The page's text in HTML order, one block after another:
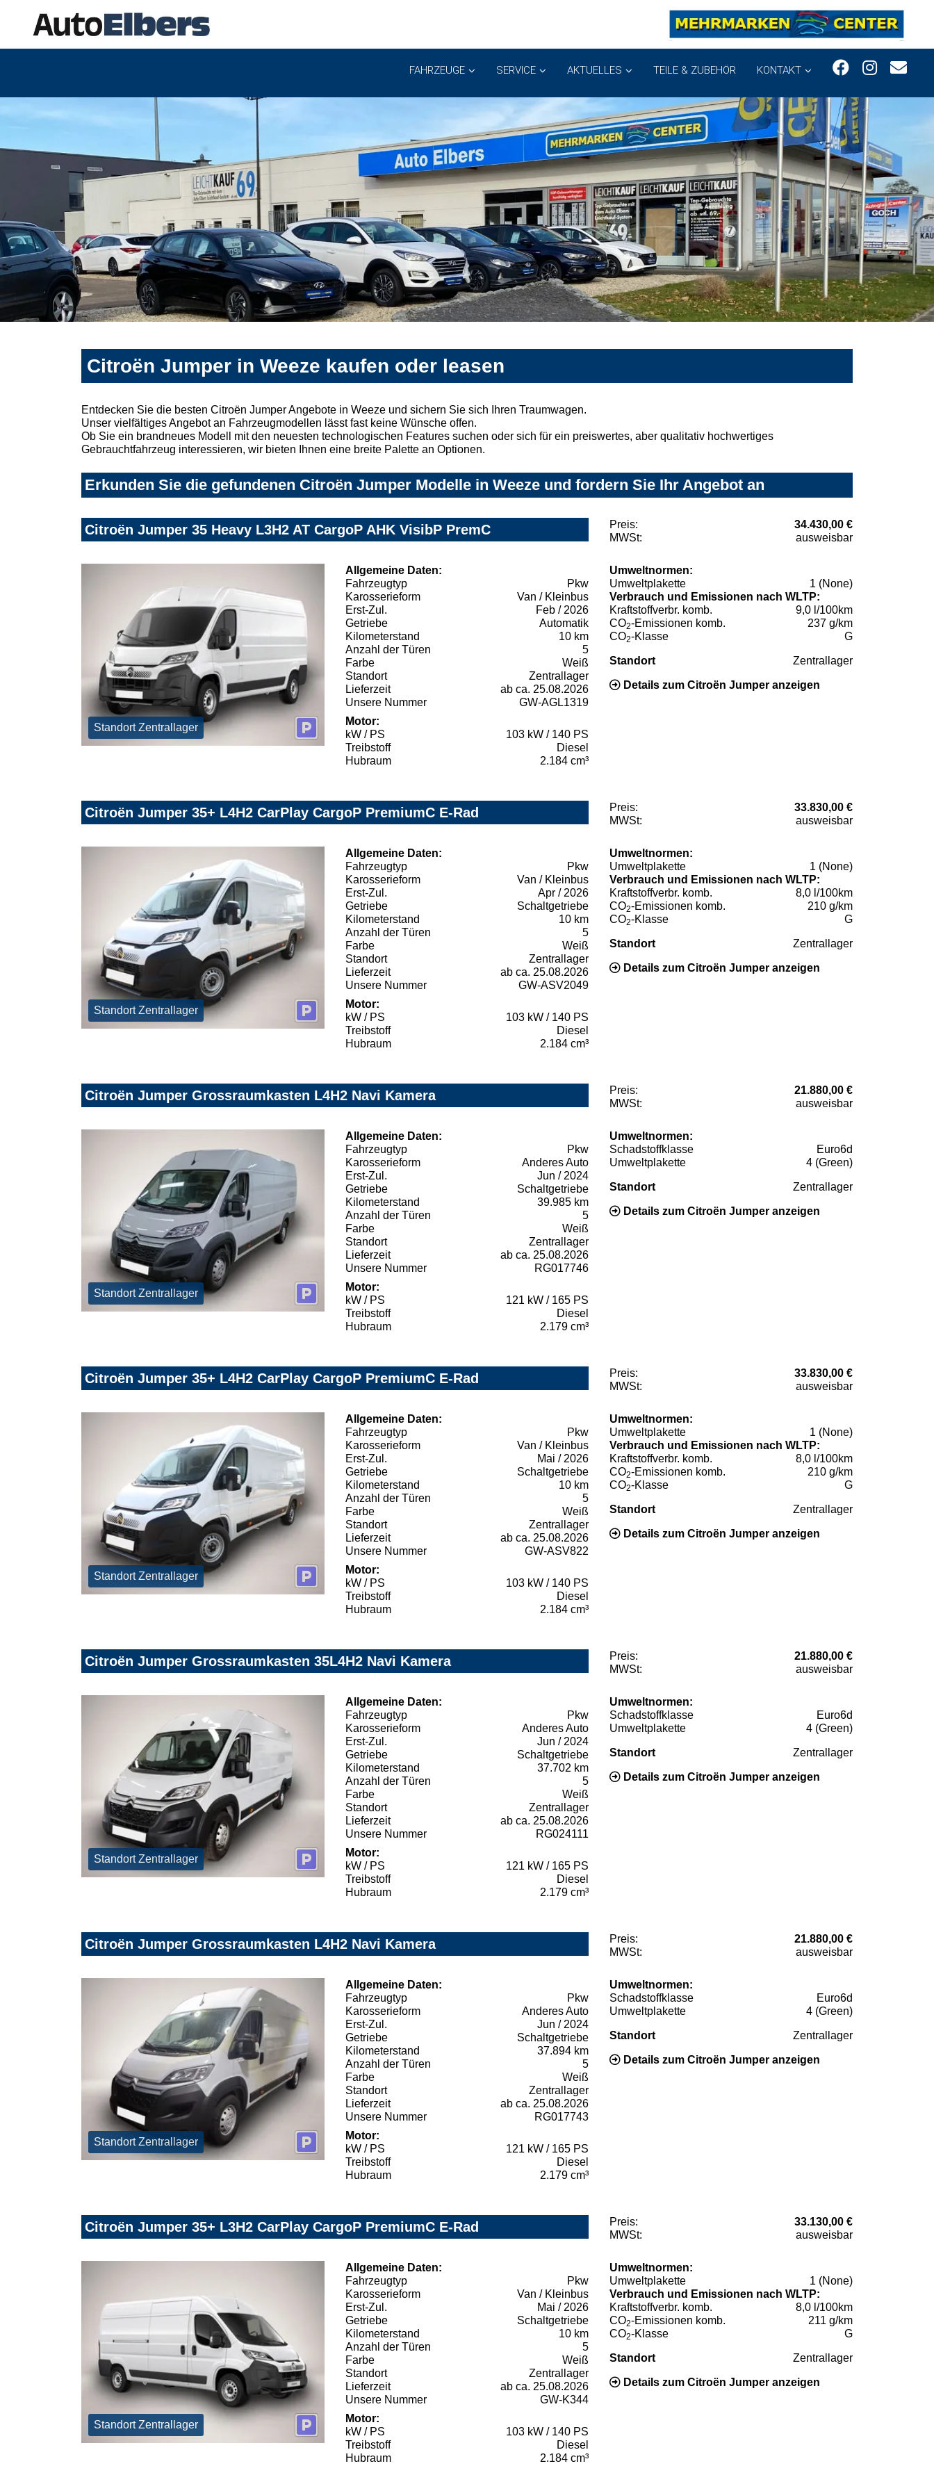
FAHRZEUGE SERVICE AKTUELLES TEILE & ZUBEHÖR KONTAKT
Citroën Jumper in Weeze kaufen oder leasen
Entdecken Sie die besten Citroën Jumper Angebote in Weeze und sichern Sie sich Ihren Traumwagen.
Unser vielfältiges Angebot an Fahrzeugmodellen lässt fast keine Wünsche offen.
Ob Sie ein brandneues Modell mit den neuesten technologischen Features suchen oder sich für ein preiswertes, aber qualitativ hochwertiges
Gebrauchtfahrzeug interessieren, wir bieten Ihnen eine breite Palette an Optionen.
Erkunden Sie die gefundenen Citroën Jumper Modelle in Weeze und fordern Sie Ihr Angebot an
Citroën Jumper 35 Heavy L3H2 AT CargoP AHK VisibP PremC Preis:
34.430,00 €
MWSt:
ausweisbar
Standort Zentrallager
Allgemeine Daten:
Fahrzeugtyp
Pkw
Karosserieform
Van / Kleinbus
Erst-Zul.
Feb / 2026
Getriebe
Automatik
Kilometerstand
10 km
Anzahl der Türen
5
Farbe
Weiß
Standort
Zentrallager
Lieferzeit
ab ca. 25.08.2026
Unsere Nummer
GW-AGL1319
Motor:
kW / PS
103 kW / 140 PS
Treibstoff
Diesel
Hubraum
2.184 cm³
Umweltnormen:
Umweltplakette
1 (None)
Verbrauch und Emissionen nach WLTP:
Kraftstoffverbr. komb.
9,0 l/100km
CO2-Emissionen komb.
237 g/km
CO2-Klasse G
Standort Zentrallager
Details zum Citroën Jumper anzeigen
Citroën Jumper 35+ L4H2 CarPlay CargoP PremiumC E-Rad Preis:
33.830,00 €
MWSt:
ausweisbar
Standort Zentrallager
Allgemeine Daten:
Fahrzeugtyp
Pkw
Karosserieform
Van / Kleinbus
Erst-Zul.
Apr / 2026
Getriebe
Schaltgetriebe
Kilometerstand
10 km
Anzahl der Türen
5
Farbe
Weiß
Standort
Zentrallager
Lieferzeit
ab ca. 25.08.2026
Unsere Nummer
GW-ASV2049
Motor:
kW / PS
103 kW / 140 PS
Treibstoff
Diesel
Hubraum
2.184 cm³
Umweltnormen:
Umweltplakette
1 (None)
Verbrauch und Emissionen nach WLTP:
Kraftstoffverbr. komb.
8,0 l/100km
CO2-Emissionen komb.
210 g/km
CO2-Klasse G
Standort Zentrallager
Details zum Citroën Jumper anzeigen
Citroën Jumper Grossraumkasten L4H2 Navi Kamera Preis:
21.880,00 €
MWSt:
ausweisbar
Standort Zentrallager
Allgemeine Daten:
Fahrzeugtyp
Pkw
Karosserieform
Anderes Auto
Erst-Zul.
Jun / 2024
Getriebe
Schaltgetriebe
Kilometerstand
39.985 km
Anzahl der Türen
5
Farbe
Weiß
Standort
Zentrallager
Lieferzeit
ab ca. 25.08.2026
Unsere Nummer
RG017746
Motor:
kW / PS
121 kW / 165 PS
Treibstoff
Diesel
Hubraum
2.179 cm³
Umweltnormen:
Schadstoffklasse
Euro6d
Umweltplakette
4 (Green)
Standort Zentrallager
Details zum Citroën Jumper anzeigen
Citroën Jumper 35+ L4H2 CarPlay CargoP PremiumC E-Rad Preis:
33.830,00 €
MWSt:
ausweisbar
Standort Zentrallager
Allgemeine Daten:
Fahrzeugtyp
Pkw
Karosserieform
Van / Kleinbus
Erst-Zul.
Mai / 2026
Getriebe
Schaltgetriebe
Kilometerstand
10 km
Anzahl der Türen
5
Farbe
Weiß
Standort
Zentrallager
Lieferzeit
ab ca. 25.08.2026
Unsere Nummer
GW-ASV822
Motor:
kW / PS
103 kW / 140 PS
Treibstoff
Diesel
Hubraum
2.184 cm³
Umweltnormen:
Umweltplakette
1 (None)
Verbrauch und Emissionen nach WLTP:
Kraftstoffverbr. komb.
8,0 l/100km
CO2-Emissionen komb.
210 g/km
CO2-Klasse G
Standort Zentrallager
Details zum Citroën Jumper anzeigen
Citroën Jumper Grossraumkasten 35L4H2 Navi Kamera Preis:
21.880,00 €
MWSt:
ausweisbar
Standort Zentrallager
Allgemeine Daten:
Fahrzeugtyp
Pkw
Karosserieform
Anderes Auto
Erst-Zul.
Jun / 2024
Getriebe
Schaltgetriebe
Kilometerstand
37.702 km
Anzahl der Türen
5
Farbe
Weiß
Standort
Zentrallager
Lieferzeit
ab ca. 25.08.2026
Unsere Nummer
RG024111
Motor:
kW / PS
121 kW / 165 PS
Treibstoff
Diesel
Hubraum
2.179 cm³
Umweltnormen:
Schadstoffklasse
Euro6d
Umweltplakette
4 (Green)
Standort Zentrallager
Details zum Citroën Jumper anzeigen
Citroën Jumper Grossraumkasten L4H2 Navi Kamera Preis:
21.880,00 €
MWSt:
ausweisbar
Standort Zentrallager
Allgemeine Daten:
Fahrzeugtyp
Pkw
Karosserieform
Anderes Auto
Erst-Zul.
Jun / 2024
Getriebe
Schaltgetriebe
Kilometerstand
37.894 km
Anzahl der Türen
5
Farbe
Weiß
Standort
Zentrallager
Lieferzeit
ab ca. 25.08.2026
Unsere Nummer
RG017743
Motor:
kW / PS
121 kW / 165 PS
Treibstoff
Diesel
Hubraum
2.179 cm³
Umweltnormen:
Schadstoffklasse
Euro6d
Umweltplakette
4 (Green)
Standort Zentrallager
Details zum Citroën Jumper anzeigen
Citroën Jumper 35+ L3H2 CarPlay CargoP PremiumC E-Rad Preis:
33.130,00 €
MWSt:
ausweisbar
Standort Zentrallager
Allgemeine Daten:
Fahrzeugtyp
Pkw
Karosserieform
Van / Kleinbus
Erst-Zul.
Mai / 2026
Getriebe
Schaltgetriebe
Kilometerstand
10 km
Anzahl der Türen
5
Farbe
Weiß
Standort
Zentrallager
Lieferzeit
ab ca. 25.08.2026
Unsere Nummer
GW-K344
Motor:
kW / PS
103 kW / 140 PS
Treibstoff
Diesel
Hubraum
2.184 cm³
Umweltnormen:
Umweltplakette
1 (None)
Verbrauch und Emissionen nach WLTP:
Kraftstoffverbr. komb.
8,0 l/100km
CO2-Emissionen komb.
211 g/km
CO2-Klasse G
Standort Zentrallager
Details zum Citroën Jumper anzeigen